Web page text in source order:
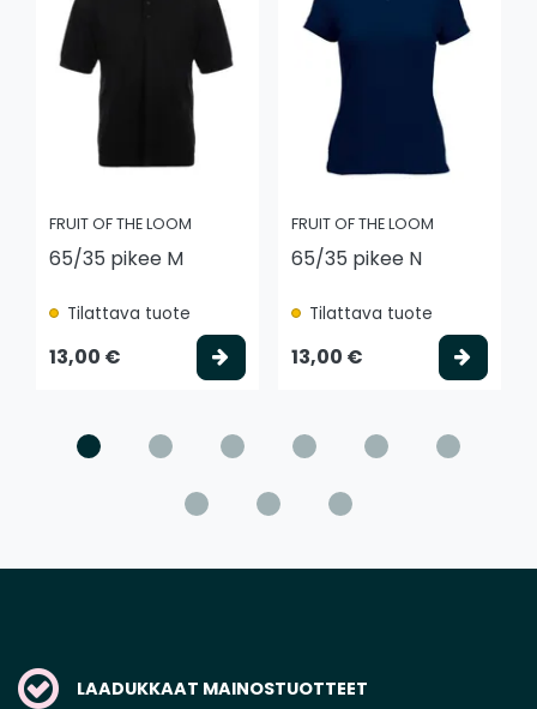
FRUIT OF THE LOOM
65/35 pikee M
Tilattava tuote
13,00 € Valitse vaihtoehto
FRUIT OF THE LOOM
65/35 pikee N
Tilattava tuote
13,00 €
LAADUKKAAT MAINOSTUOTTEET